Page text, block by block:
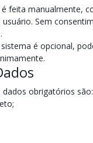
feita manualmente,
Sem
é opcional,
obrigatórios são: